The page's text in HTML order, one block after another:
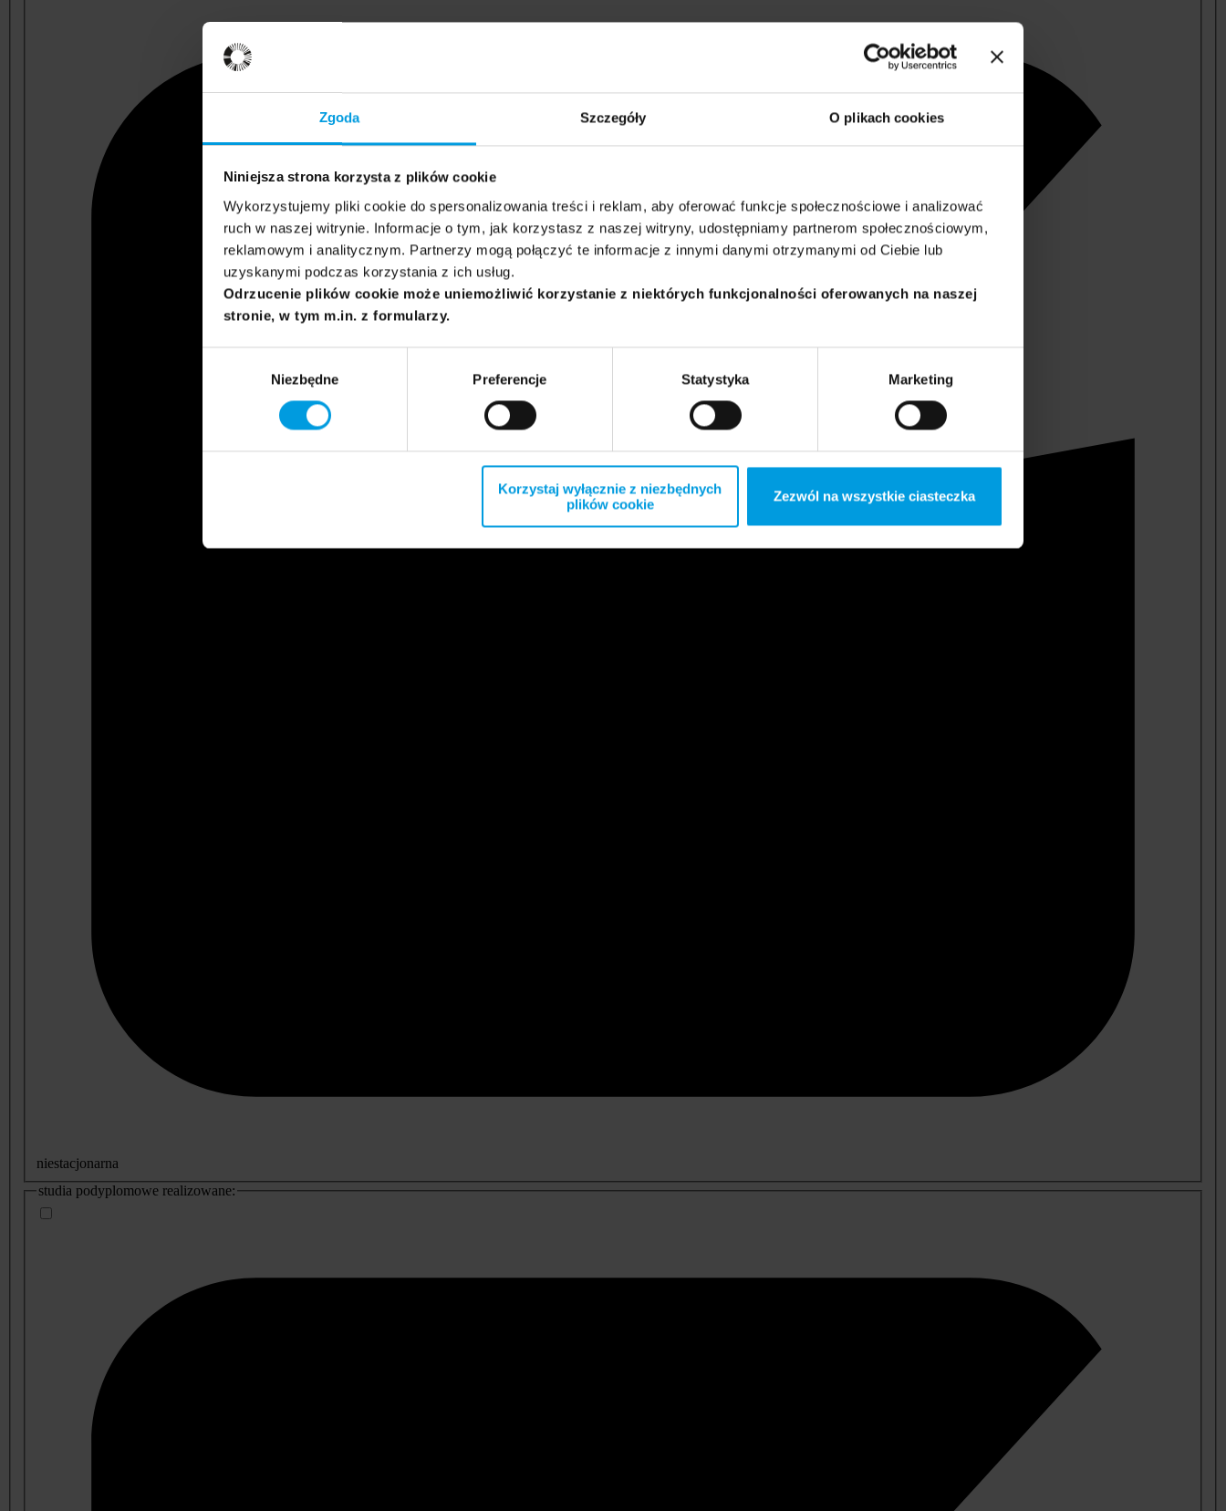
Zgoda Szczegóły O plikach cookies
Niniejsza strona korzysta z plików cookie
Wykorzystujemy pliki cookie do spersonalizowania treści i reklam, aby oferować funkcje społecznościowe i analizować
ruch w naszej witrynie. Informacje o tym, jak korzystasz z naszej witryny, udostępniamy partnerom społecznościowym,
reklamowym i analitycznym. Partnerzy mogą połączyć te informacje z innymi danymi otrzymanymi od Ciebie lub
uzyskanymi podczas korzystania z ich usług.
Odrzucenie plików cookie może uniemożliwić korzystanie z niektórych funkcjonalności oferowanych na naszej
stronie, w tym m.in. z formularzy.
Niezbędne Preferencje Statystyka Marketing
Korzystaj wyłącznie z niezbędnych
plików cookie
Zezwól na wszystkie ciasteczka
niestacjonarna
studia podyplomowe realizowane: